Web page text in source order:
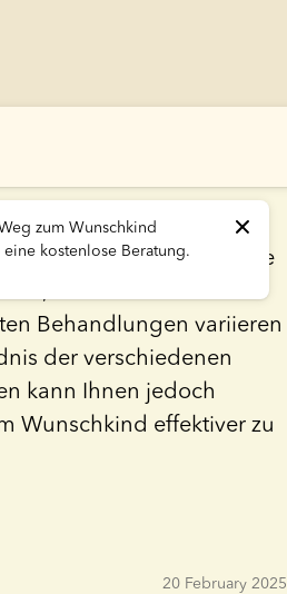
zum Wunschkind
IVF?
die Kosten von IVF zu
einfach, da die Preise je
Land und den
Behandlungen variieren
der verschiedenen
kann Ihnen jedoch
Wunschkind effektiver zu
20 February 2025